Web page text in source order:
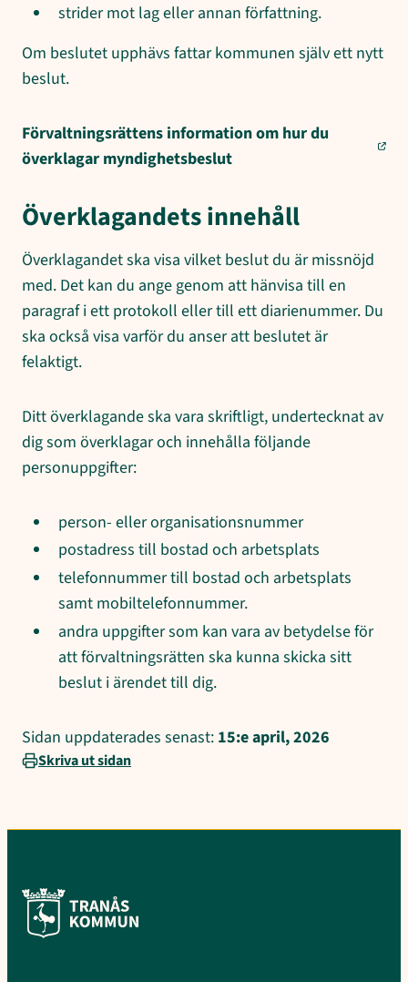
strider mot lag eller annan författning.
Om beslutet upphävs fattar kommunen själv ett nytt
beslut.
Förvaltningsrättens information om hur du
överklagar myndighetsbeslut
Överklagandets innehåll
Överklagandet ska visa vilket beslut du är missnöjd
med. Det kan du ange genom att hänvisa till en
paragraf i ett protokoll eller till ett diarienummer. Du
ska också visa varför du anser att beslutet är
felaktigt.
Ditt överklagande ska vara skriftligt, undertecknat av
dig som överklagar och innehålla följande
personuppgifter:
person- eller organisationsnummer
postadress till bostad och arbetsplats
telefonnummer till bostad och arbetsplats
samt mobiltelefonnummer.
andra uppgifter som kan vara av betydelse för
att förvaltningsrätten ska kunna skicka sitt
beslut i ärendet till dig.
Sidan uppdaterades senast: 15:e april, 2026
Skriva ut sidan